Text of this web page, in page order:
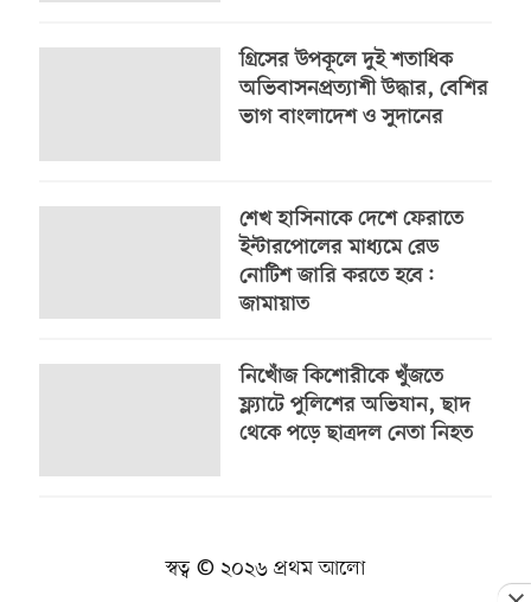
গ্রিসের উপকূলে দুই শতাধিক
অভিবাসনপ্রত্যাশী উদ্ধার, বেশির
ভাগ বাংলাদেশ ও সুদানের
শেখ হাসিনাকে দেশে ফেরাতে
ইন্টারপোলের মাধ্যমে রেড
নোটিশ জারি করতে হবে:
জামায়াত
নিখোঁজ কিশোরীকে খুঁজতে
ফ্ল্যাটে পুলিশের অভিযান, ছাদ
থেকে পড়ে ছাত্রদল নেতা নিহত
স্বত্ব © ২০২৬ প্রথম আলো